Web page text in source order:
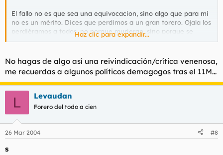
El fallo no es que sea una equivocacion, sino algo que para mi
no es un mérito. Dices que perdimos a un gran torero. Ojala los
perdiéramos a todos, no porque murieran, sino porque se
prohibiera la tauromaquia.
Todo "Gran torero" es un "Gran sádico", un "Gran torturador" y
un "Gran asesino".
A ver si dejan de llamar "Fiesta Nacional" a una barbarie
ridícula y sádica.
Haz clic para expandir...
No hagas de algo así una reivindicación/crítica venenosa,
me recuerdas a algunos políticos demagogos tras el 11M...
L Levaudan
Forero del todo a cien
26 Mar 2004 #8
s